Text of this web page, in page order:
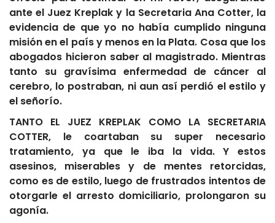
ante el Juez Kreplak y la Secretaria Ana Cotter, la
evidencia de que yo no había cumplido ninguna
misión en el país y menos en la Plata. Cosa que los
abogados hicieron saber al magistrado. Mientras
tanto su gravísima enfermedad de cáncer al
cerebro, lo postraban, ni aun así perdió el estilo y
el señorío.
TANTO EL JUEZ KREPLAK COMO LA SECRETARIA
COTTER, le coartaban su super necesario
tratamiento, ya que le iba la vida. Y estos
asesinos, miserables y de mentes retorcidas,
como es de estilo, luego de frustrados intentos de
otorgarle el arresto domiciliario, prolongaron su
agonía.